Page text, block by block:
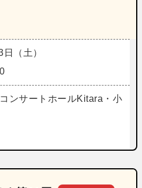
（土）
ンサートホールKitara・小